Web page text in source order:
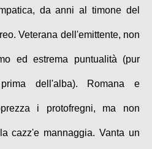
da anni al timone del
Veterana dell'emittente, non
ed estrema puntualità (pur
dell'alba). Romana e
i protofregni, ma non
cazz'e mannaggia. Vanta un